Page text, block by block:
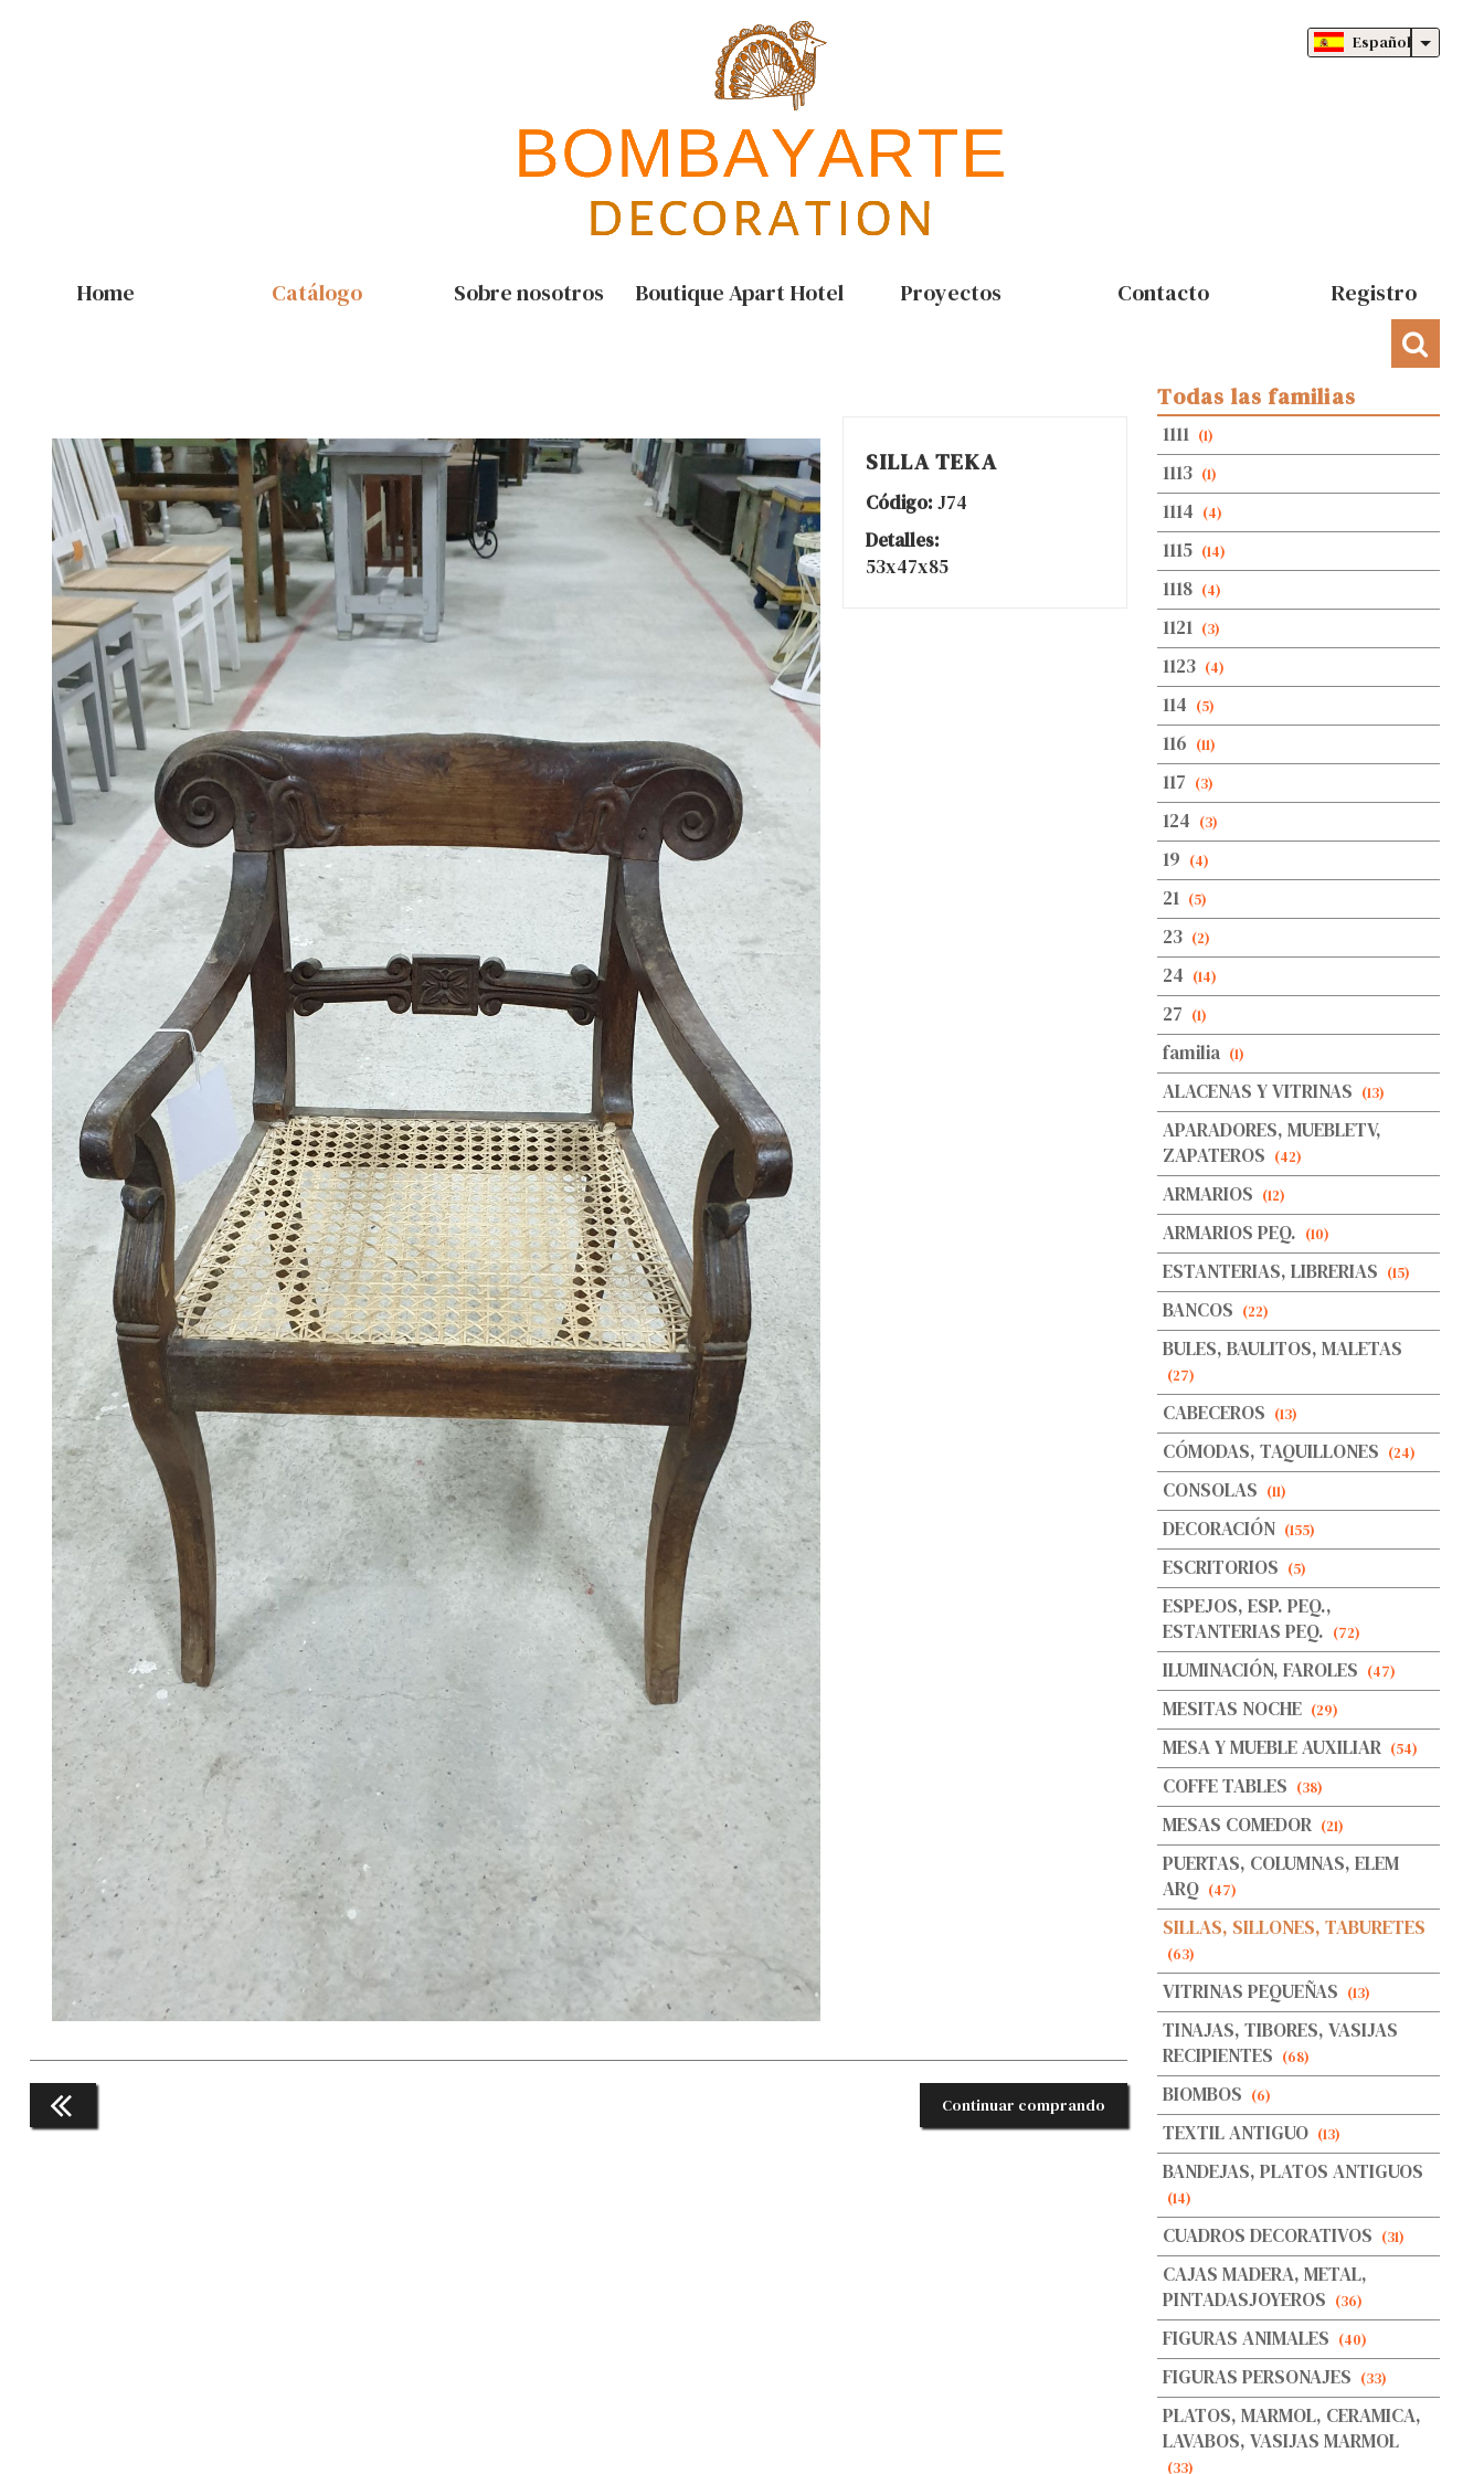
Español
Home Catálogo Sobre nosotros Boutique Apart Hotel Proyectos Contacto Registro
Todas las familias
1111 (1)
1113 (1)
1114 (4)
1115 (14)
1118 (4)
1121 (3)
1123 (4)
114 (5)
116 (11)
117 (3)
124 (3)
19 (4)
21 (5)
23 (2)
24 (14)
27 (1)
familia (1)
ALACENAS Y VITRINAS (13)
APARADORES, MUEBLETV,
ZAPATEROS (42)
ARMARIOS (12)
ARMARIOS PEQ. (10)
ESTANTERIAS, LIBRERIAS (15)
BANCOS (22)
BULES, BAULITOS, MALETAS
(27)
CABECEROS (13)
CÓMODAS, TAQUILLONES (24)
CONSOLAS (11)
DECORACIÓN (155)
ESCRITORIOS (5)
ESPEJOS, ESP. PEQ.,
ESTANTERIAS PEQ. (72)
ILUMINACIÓN, FAROLES (47)
MESITAS NOCHE (29)
MESA Y MUEBLE AUXILIAR (54)
COFFE TABLES (38)
MESAS COMEDOR (21)
PUERTAS, COLUMNAS, ELEM
ARQ (47)
SILLAS, SILLONES, TABURETES
(63)
VITRINAS PEQUEÑAS (13)
TINAJAS, TIBORES, VASIJAS
RECIPIENTES (68)
BIOMBOS (6)
TEXTIL ANTIGUO (13)
BANDEJAS, PLATOS ANTIGUOS
(14)
CUADROS DECORATIVOS (31)
CAJAS MADERA, METAL,
PINTADASJOYEROS (36)
FIGURAS ANIMALES (40)
FIGURAS PERSONAJES (33)
PLATOS, MARMOL, CERAMICA,
LAVABOS, VASIJAS MARMOL
(33)
SILLA TEKA
Código: J74
Detalles:
53x47x85
Continuar comprando